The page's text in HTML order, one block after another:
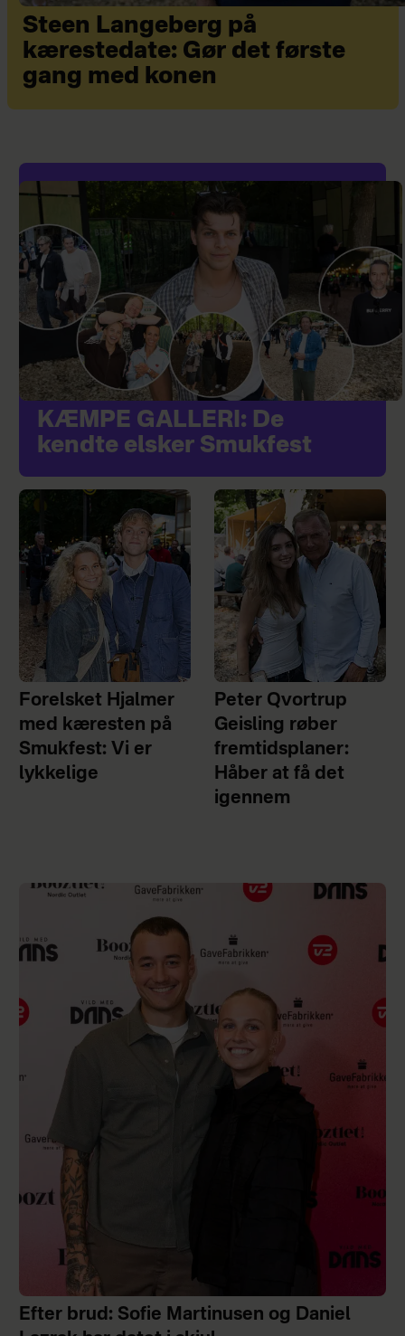
Steen Langeberg på
kærestedate: Gør det første
gang med konen
KÆMPE GALLERI: De
kendte elsker Smukfest
Forelsket Hjalmer
med kæresten på
Smukfest: Vi er
lykkelige
Peter Qvortrup
Geisling røber
fremtidsplaner:
Håber at få det
igennem
Efter brud: Sofie Martinusen og Daniel